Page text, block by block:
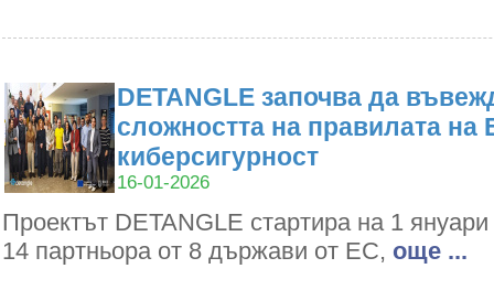
DETANGLE започва да
сложността на правилата на
киберсигурност
16-01-2026
Проектът DETANGLE стартира на 1
14 партньора от 8 държави от ЕС, oще ...